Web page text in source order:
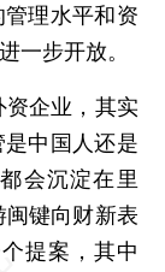
理水平和资
一步开放。
企业，其实
中国人还是
会沉淀在里
闽键向财新表
提案，其中